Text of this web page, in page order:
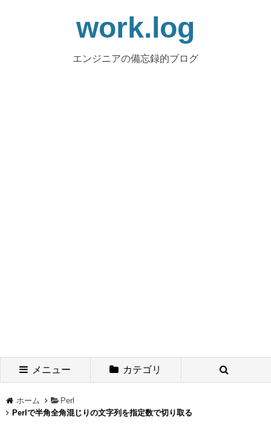
work.log
エンジニアの備忘録的ブログ
メニュー カテゴリ
ホーム
Perl
Perlで半角全角混じりの文字列を指定数で切り取る